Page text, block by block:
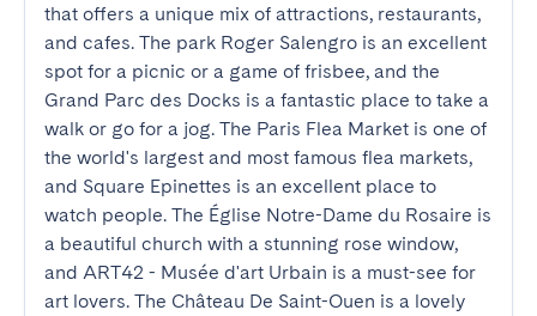
that offers a unique mix of attractions, restaurants,
and cafes. The park Roger Salengro is an excellent
spot for a picnic or a game of frisbee, and the
Grand Parc des Docks is a fantastic place to take a
walk or go for a jog. The Paris Flea Market is one of
the world's largest and most famous flea markets,
and Square Epinettes is an excellent place to
watch people. The Église Notre-Dame du Rosaire is
a beautiful church with a stunning rose window,
and ART42 - Musée d'art Urbain is a must-see for
art lovers. The Château De Saint-Ouen is a lovely